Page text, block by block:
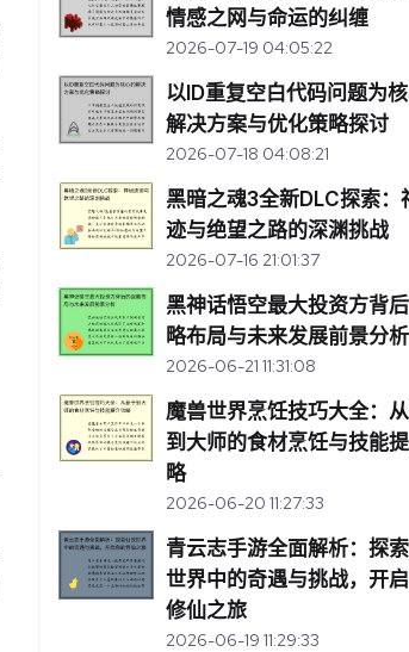
情感之网与命运的纠缠
2026-07-19 04:05:22
以ID重复空白代码问题为
解决方案与优化策略探讨
2026-07-18 04:08:21
黑暗之魂3全新DLC探索：
迹与绝望之路的深渊挑战
2026-07-16 21:01:37
黑神话悟空最大投资方背
略布局与未来发展前景分析
2026-06-21 11:31:08
魔兽世界烹饪技巧大全：
到大师的食材烹饪与技能
略
2026-06-20 11:27:33
青云志手游全面解析：探
世界中的奇遇与挑战，开
修仙之旅
2026-06-19 11:29:33